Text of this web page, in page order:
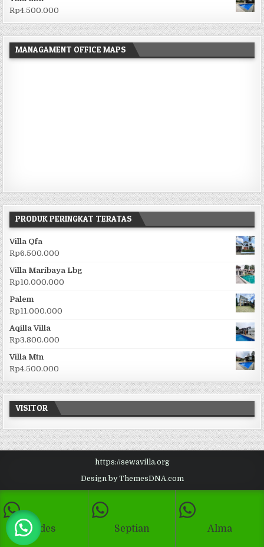
Rp4.500.000
MANAGAMENT OFFICE MAPS
PRODUK PERINGKAT TERATAS
Villa Qfa
Rp6.500.000
Villa Maribaya Lbg
Rp10.000.000
Palem
Rp11.000.000
Aqilla Villa
Rp3.800.000
Villa Mtn
Rp4.500.000
VISITOR
https://sewavilla.org
Design by ThemesDNA.com
Ades Septian Alma